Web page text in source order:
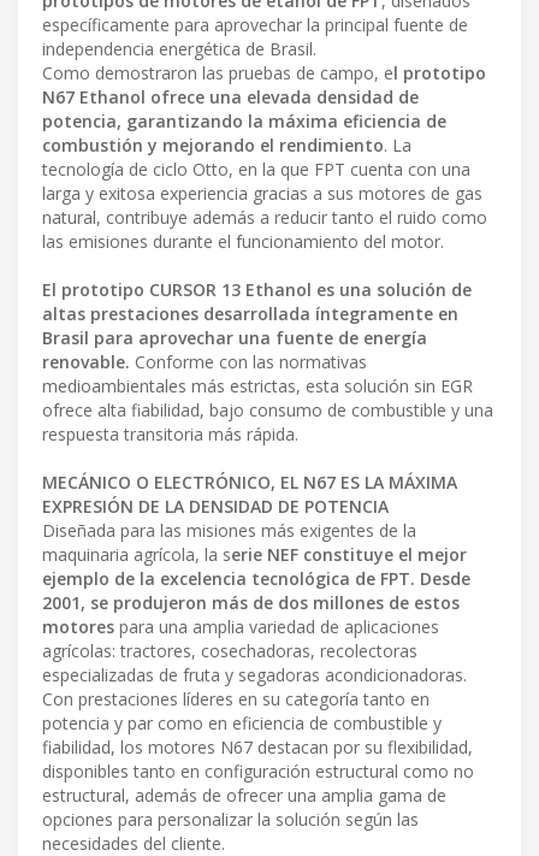
específicamente para aprovechar la principal fuente de
independencia energética de Brasil.
Como demostraron las pruebas de campo, el prototipo
N67 Ethanol ofrece una elevada densidad de
potencia, garantizando la máxima eficiencia de
combustión y mejorando el rendimiento. La
tecnología de ciclo Otto, en la que FPT cuenta con una
larga y exitosa experiencia gracias a sus motores de gas
natural, contribuye además a reducir tanto el ruido como
las emisiones durante el funcionamiento del motor.
El prototipo CURSOR 13 Ethanol es una solución de
altas prestaciones desarrollada íntegramente en
Brasil para aprovechar una fuente de energía
renovable. Conforme con las normativas
medioambientales más estrictas, esta solución sin EGR
ofrece alta fiabilidad, bajo consumo de combustible y una
respuesta transitoria más rápida.
MECÁNICO O ELECTRÓNICO, EL N67 ES LA MÁXIMA
EXPRESIÓN DE LA DENSIDAD DE POTENCIA
Diseñada para las misiones más exigentes de la
maquinaria agrícola, la serie NEF constituye el mejor
ejemplo de la excelencia tecnológica de FPT. Desde
2001, se produjeron más de dos millones de estos
motores para una amplia variedad de aplicaciones
agrícolas: tractores, cosechadoras, recolectoras
especializadas de fruta y segadoras acondicionadoras.
Con prestaciones líderes en su categoría tanto en
potencia y par como en eficiencia de combustible y
fiabilidad, los motores N67 destacan por su flexibilidad,
disponibles tanto en configuración estructural como no
estructural, además de ofrecer una amplia gama de
opciones para personalizar la solución según las
necesidades del cliente.